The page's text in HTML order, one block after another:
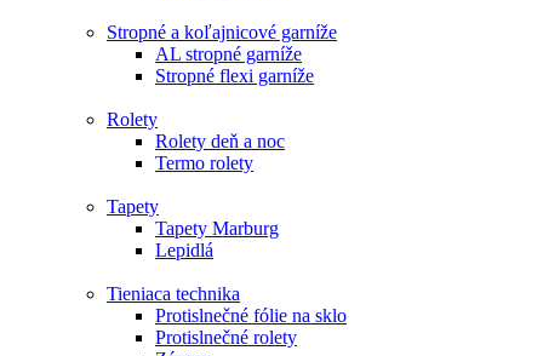
Stropné a koľajnicové garníže
AL stropné garníže
Stropné flexi garníže
Rolety
Rolety deň a noc
Termo rolety
Tapety
Tapety Marburg
Lepidlá
Tieniaca technika
Protislnečné fólie na sklo
Protislnečné rolety